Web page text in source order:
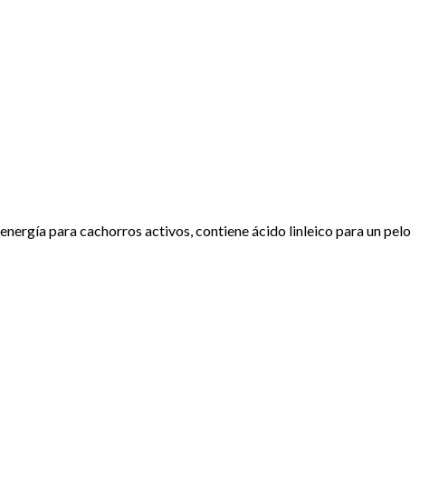
para cachorros activos, contiene ácido linleico para un pelo